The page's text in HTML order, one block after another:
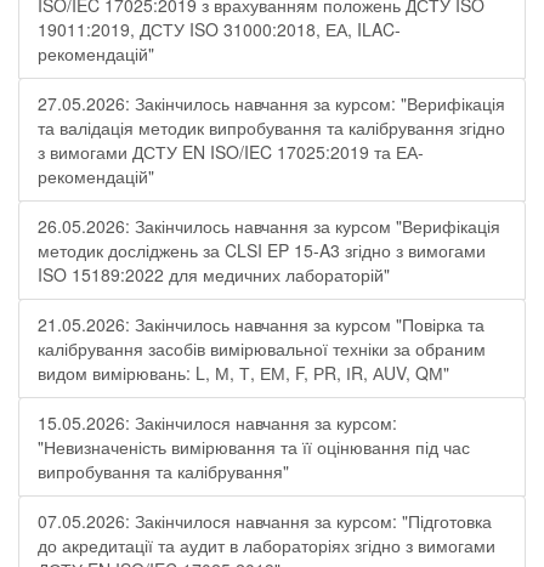
ISO/IEC 17025:2019 з врахуванням положень ДСТУ ISO
19011:2019, ДСТУ ISO 31000:2018, ЕА, ILAC-
рекомендацій"
27.05.2026: Закінчилось навчання за курсом: "Верифікація
та валідація методик випробування та калібрування згідно
з вимогами ДСТУ EN ISO/IEC 17025:2019 та ЕА-
рекомендацій"
26.05.2026: Закінчилось навчання за курсом "Верифікація
методик досліджень за CLSI EP 15-A3 згідно з вимогами
ISO 15189:2022 для медичних лабораторій"
21.05.2026: Закінчилось навчання за курсом "Повірка та
калібрування засобів вимірювальної техніки за обраним
видом вимірювань: L, М, Т, ЕМ, F, РR, ІR, АUV, QМ"
15.05.2026: Закінчилося навчання за курсом:
"Невизначеність вимірювання та її оцінювання під час
випробування та калібрування"
07.05.2026: Закінчилося навчання за курсом: "Підготовка
до акредитації та аудит в лабораторіях згідно з вимогами